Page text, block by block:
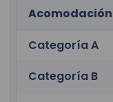
Acomodación
Categoría A
Categoría B